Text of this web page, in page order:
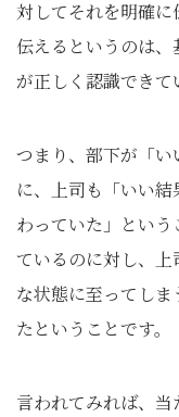
対してそれを明確
伝えるというのは
が正しく認識できて
つまり、部下が「
に、上司も「いい
わっていた」とい
ているのに対し、上
な状態に至ってし
たということです。
言われてみれば、